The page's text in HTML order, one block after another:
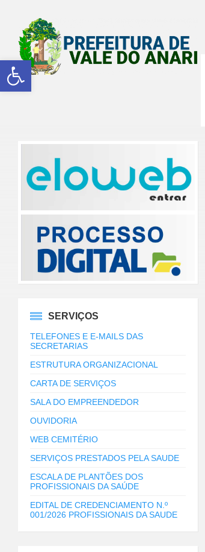
Abrir a barra de ferramentas
SERVIÇOS
TELEFONES E E-MAILS DAS
SECRETARIAS
ESTRUTURA ORGANIZACIONAL
CARTA DE SERVIÇOS
SALA DO EMPREENDEDOR
OUVIDORIA
WEB CEMITÉRIO
SERVIÇOS PRESTADOS PELA SAUDE
ESCALA DE PLANTÕES DOS
PROFISSIONAIS DA SAÚDE
EDITAL DE CREDENCIAMENTO N.º
001/2026 PROFISSIONAIS DA SAUDE